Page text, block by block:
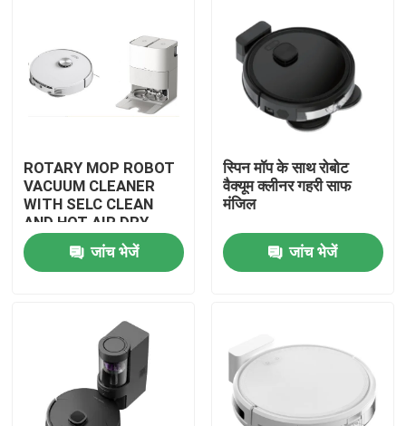
ROTARY MOP ROBOT
VACUUM CLEANER
WITH SELC CLEAN
AND HOT AIR DRY
MOP
जांच भेजें
स्पिन मॉप के साथ रोबोट
वैक्यूम क्लीनर गहरी साफ
मंजिल
जांच भेजें